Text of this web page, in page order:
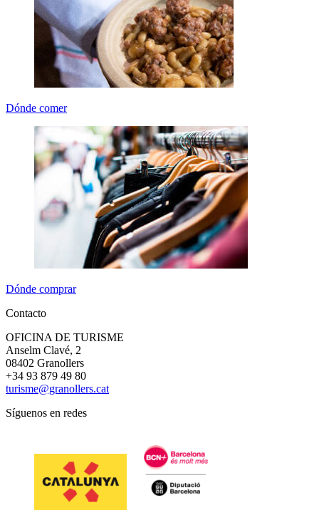
Dónde comer
Dónde comprar
Contacto
OFICINA DE TURISME
Anselm Clavé, 2
08402 Granollers
+34 93 879 49 80
turisme@granollers.cat
Síguenos en redes